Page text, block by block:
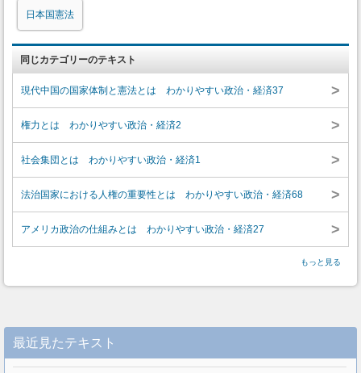
日本国憲法
同じカテゴリーのテキスト
現代中国の国家体制と憲法とは わかりやすい政治・経済37 >
権力とは わかりやすい政治・経済2 >
社会集団とは わかりやすい政治・経済1 >
法治国家における人権の重要性とは わかりやすい政治・経済68 >
アメリカ政治の仕組みとは わかりやすい政治・経済27 >
もっと見る
最近見たテキスト